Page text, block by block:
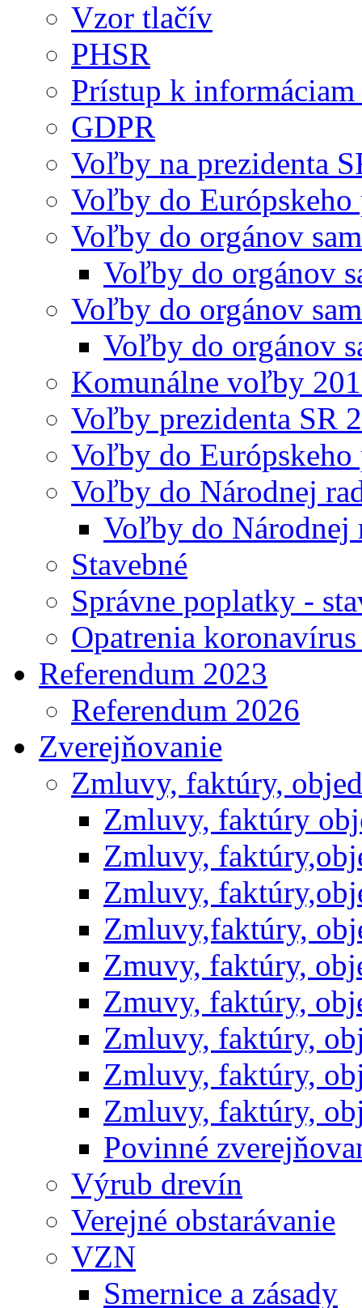
Vzor tlačív
PHSR
Prístup k
GDPR
Voľby na prezidenta
Voľby do Európskeho
Voľby do orgánov
Voľby do orgánov
Voľby do orgánov
Voľby do orgánov
Komunálne voľby
Voľby prezidenta SR
Voľby do Európskeho
Voľby do Národnej
Voľby do Národnej
Stavebné
Správne poplatky -
Opatrenia
Referendum 2023
Referendum 2026
Zverejňovanie
Zmluvy, faktúry,
Zmluvy, faktúry
Zmluvy,
Zmluvy,
Zmluvy,faktúry,
Zmuvy, faktúry,
Zmuvy, faktúry,
Zmluvy, faktúry,
Zmluvy, faktúry,
Zmluvy, faktúry,
Povinné
Výrub drevín
Verejné obstarávanie
VZN
Smernice a zásady